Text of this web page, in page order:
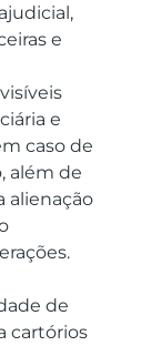
e
e
caso de
além de
alienação
de
cartórios